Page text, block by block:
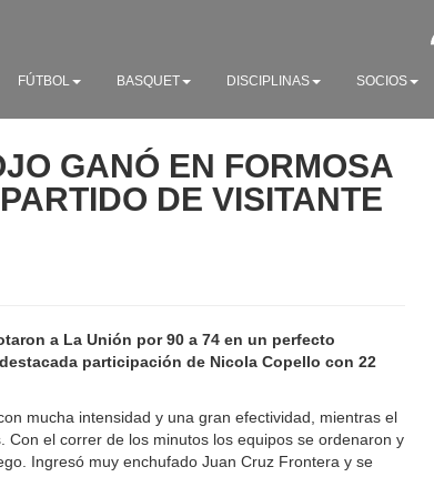
FÚTBOL BASQUET DISCIPLINAS SOCIOS
GANÓ EN FORMOSA
DE VISITANTE
a La Unión por 90 a 74 en un perfecto
participación de Nicola Copello con 22
mucha intensidad y una gran efectividad, mientras el
Con el correr de los minutos los equipos se ordenaron y
Ingresó muy enchufado Juan Cruz Frontera y se